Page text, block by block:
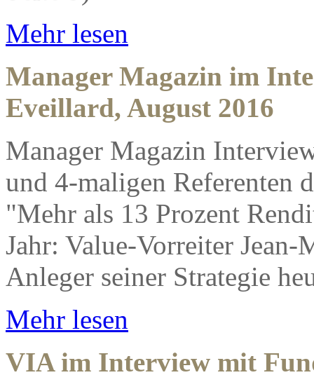
Mehr lesen
Manager Magazin im
Eveillard, August 2016
Manager Magazin
und 4-maligen Referenten
"Mehr als 13 Prozent
Jahr: Value-Vorreiter
Anleger seiner Strategie
Mehr lesen
VIA im Interview mit